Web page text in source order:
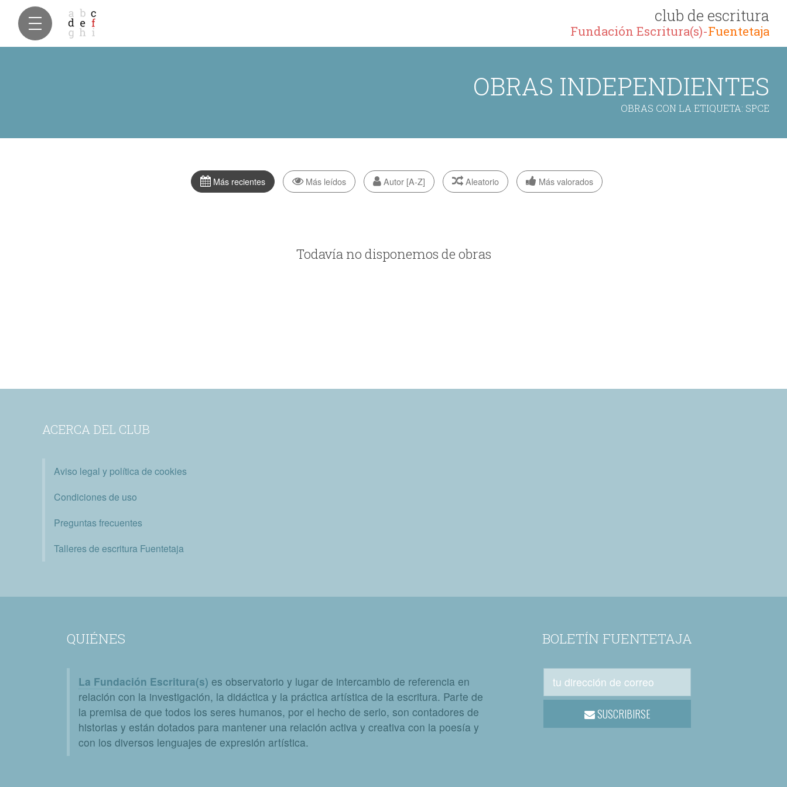
club de escritura
Fundación Escritura(s)-Fuentetaja
OBRAS INDEPENDIENTES
OBRAS CON LA ETIQUETA: SPCE
Más recientes Más leídos Autor [A-Z] Aleatorio Más valorados
Todavía no disponemos de obras
ACERCA DEL CLUB
Aviso legal y política de cookies
Condiciones de uso
Preguntas frecuentes
Talleres de escritura Fuentetaja
QUIÉNES
La Fundación Escritura(s) es observatorio y lugar de intercambio de referencia en
relación con la investigación, la didáctica y la práctica artística de la escritura. Parte de
la premisa de que todos los seres humanos, por el hecho de serlo, son contadores de
historias y están dotados para mantener una relación activa y creativa con la poesía y
con los diversos lenguajes de expresión artística.
BOLETÍN FUENTETAJA
SUSCRIBIRSE